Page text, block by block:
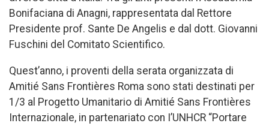
Bonifaciana di Anagni, rappresentata dal Rettore
Presidente prof. Sante De Angelis e dal dott. Giovanni
Fuschini del Comitato Scientifico.
Quest’anno, i proventi della serata organizzata di
Amitié Sans Frontières Roma sono stati destinati per
1/3 al Progetto Umanitario di Amitié Sans Frontières
Internazionale, in partenariato con I’UNHCR “Portare